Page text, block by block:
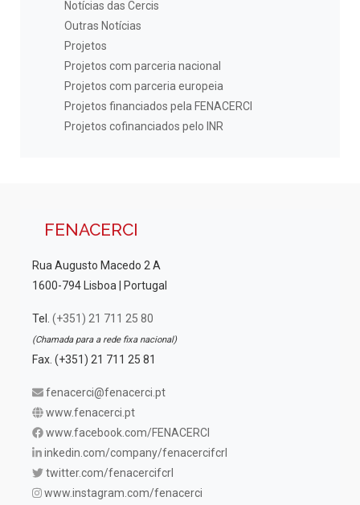
Notícias das Cercis
Outras Notícias
Projetos
Projetos com parceria nacional
Projetos com parceria europeia
Projetos financiados pela FENACERCI
Projetos cofinanciados pelo INR
FENACERCI
Rua Augusto Macedo 2 A
1600-794 Lisboa | Portugal
Tel. (+351) 21 711 25 80
(Chamada para a rede fixa nacional)
Fax. (+351) 21 711 25 81
fenacerci@fenacerci.pt
www.fenacerci.pt
www.facebook.com/FENACERCI
inkedin.com/company/fenacercifcrl
twitter.com/fenacercifcrl
www.instagram.com/fenacerci